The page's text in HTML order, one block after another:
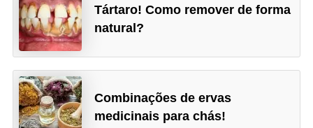
Tártaro! Como remover de forma
natural?
Combinações de ervas
medicinais para chás!